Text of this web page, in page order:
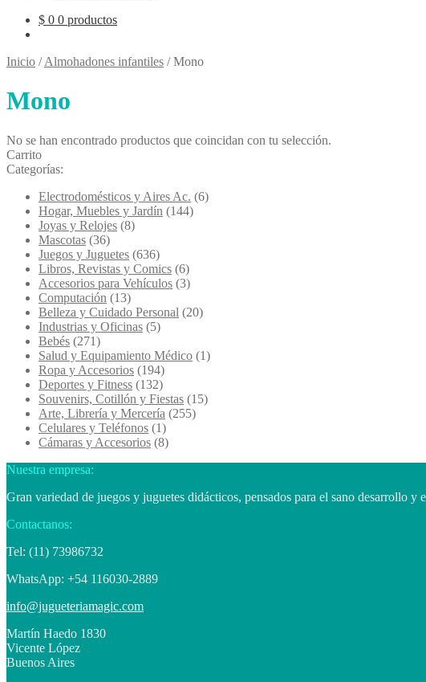
$ 0 0 productos
Inicio /Almohadones infantiles /Mono
Mono
No se han encontrado productos que coincidan con tu selección.
Carrito
Categorías:
Electrodomésticos y Aires Ac. (6)
Hogar, Muebles y Jardín (144)
Joyas y Relojes (8)
Mascotas (36)
Juegos y Juguetes (636)
Libros, Revistas y Comics (6)
Accesorios para Vehículos (3)
Computación (13)
Belleza y Cuidado Personal (20)
Industrias y Oficinas (5)
Bebés (271)
Salud y Equipamiento Médico (1)
Ropa y Accesorios (194)
Deportes y Fitness (132)
Souvenirs, Cotillón y Fiestas (15)
Arte, Librería y Mercería (255)
Celulares y Teléfonos (1)
Cámaras y Accesorios (8)
Nuestra empresa:
Gran variedad de juegos y juguetes didácticos, pensados para el sano desarrollo y
Contactanos:
Tel: (11) 73986732
WhatsApp: +54 116030-2889
info@jugueteriamagic.com
Martín Haedo 1830
Vicente López
Buenos Aires